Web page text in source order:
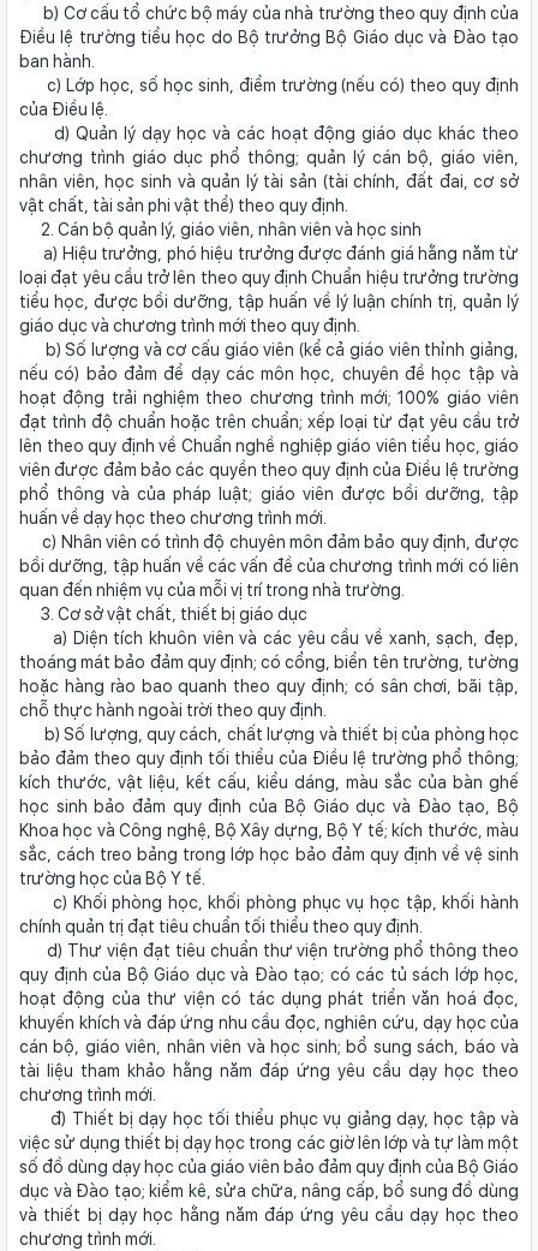
b) Cơ cấu tổ chức bộ máy của nhà trường theo quy định của
Điều lệ trường tiểu học do Bộ trưởng Bộ Giáo dục và Đào tạo
ban hành.
c) Lớp học, số học sinh, điểm trường (nếu có) theo quy định
của Điều lệ.
d) Quản lý dạy học và các hoạt động giáo dục khác theo
chương trình giáo dục phổ thông; quản lý cán bộ, giáo viên,
nhân viên, học sinh và quản lý tài sản (tài chính, đất đai, cơ sở
vật chất, tài sản phi vật thể) theo quy định.
2. Cán bộ quản lý, giáo viên, nhân viên và học sinh
a) Hiệu trưởng, phó hiệu trưởng được đánh giá hằng năm từ
loại đạt yêu cầu trở lên theo quy định Chuẩn hiệu trưởng trường
tiểu học, được bồi dưỡng, tập huấn về lý luận chính trị, quản lý
giáo dục và chương trình mới theo quy định.
b) Số lượng và cơ cấu giáo viên (kể cả giáo viên thỉnh giảng,
nếu có) bảo đảm để dạy các môn học, chuyên đề học tập và
hoạt động trải nghiệm theo chương trình mới; 100% giáo viên
đạt trình độ chuẩn hoặc trên chuẩn; xếp loại từ đạt yêu cầu trở
lên theo quy định về Chuẩn nghề nghiệp giáo viên tiểu học, giáo
viên được đảm bảo các quyền theo quy định của Điều lệ trường
phổ thông và của pháp luật; giáo viên được bồi dưỡng, tập
huấn về dạy học theo chương trình mới.
c) Nhân viên có trình độ chuyên môn đảm bảo quy định, được
bồi dưỡng, tập huấn về các vấn đề của chương trình mới có liên
quan đến nhiệm vụ của mỗi vị trí trong nhà trường.
3. Cơ sở vật chất, thiết bị giáo dục
a) Diện tích khuôn viên và các yêu cầu về xanh, sạch, đẹp,
thoáng mát bảo đảm quy định; có cổng, biển tên trường, tường
hoặc hàng rào bao quanh theo quy định; có sân chơi, bãi tập,
chỗ thực hành ngoài trời theo quy định.
b) Số lượng, quy cách, chất lượng và thiết bị của phòng học
bảo đảm theo quy định tối thiểu của Điều lệ trường phổ thông;
kích thước, vật liệu, kết cấu, kiểu dáng, màu sắc của bàn ghế
học sinh bảo đảm quy định của Bộ Giáo dục và Đào tạo, Bộ
Khoa học và Công nghệ, Bộ Xây dựng, Bộ Y tế; kích thước, màu
sắc, cách treo bảng trong lớp học bảo đảm quy định về vệ sinh
trường học của Bộ Y tế.
c) Khối phòng học, khối phòng phục vụ học tập, khối hành
chính quản trị đạt tiêu chuẩn tối thiểu theo quy định.
d) Thư viện đạt tiêu chuẩn thư viện trường phổ thông theo
quy định của Bộ Giáo dục và Đào tạo; có các tủ sách lớp học,
hoạt động của thư viện có tác dụng phát triển văn hoá đọc,
khuyến khích và đáp ứng nhu cầu đọc, nghiên cứu, dạy học của
cán bộ, giáo viên, nhân viên và học sinh; bổ sung sách, báo và
tài liệu tham khảo hằng năm đáp ứng yêu cầu dạy học theo
chương trình mới.
đ) Thiết bị dạy học tối thiểu phục vụ giảng dạy, học tập và
việc sử dụng thiết bị dạy học trong các giờ lên lớp và tự làm một
số đồ dùng dạy học của giáo viên bảo đảm quy định của Bộ Giáo
dục và Đào tạo; kiểm kê, sửa chữa, nâng cấp, bổ sung đồ dùng
và thiết bị dạy học hằng năm đáp ứng yêu cầu dạy học theo
chương trình mới.